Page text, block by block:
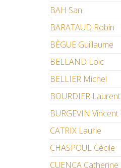
BAH San
BARATAUD Robin
BÈGUE Guillaume
BELLAND Loïc
BELLIER Michel
BOURDIER Laurent
BURGEVIN Vincent
CATRIX Laurie
CHASPOUL Cécile
CUENCA Catherine